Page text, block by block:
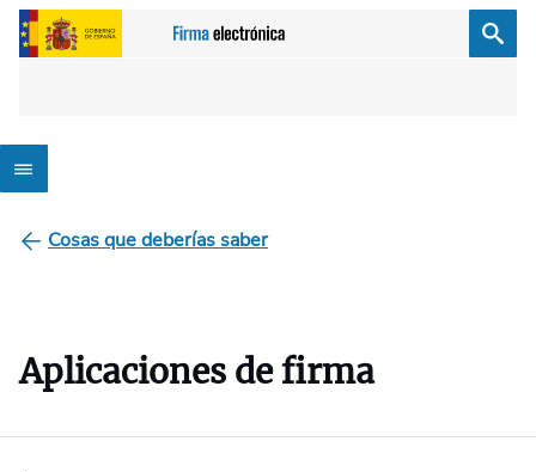
Cosas que deberías saber
Aplicaciones de firma